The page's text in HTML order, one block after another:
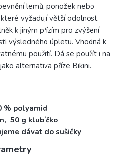
lemů, ponožek nebo
vyžadují větší odolnost.
k jiným přízím pro zvýšení
výsledného úpletu. Vhodná k
použití. Dá se použít i na
alternativa příze Bikini.
% polyamid
50 g klubíčko
dávat do sušičky